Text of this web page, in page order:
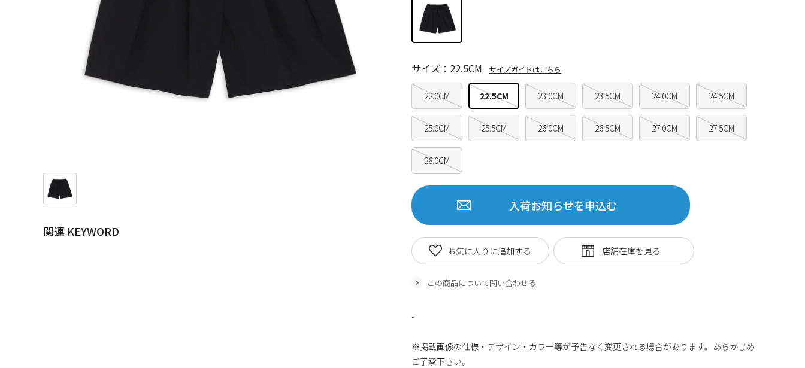
関連 KEYWORD
22.0CM 22.5CM 23.0CM 23.5CM 24.0CM 24.5CM
25.0CM 25.5CM 26.0CM 26.5CM 27.0CM 27.5CM
28.0CM
サイズ：22.5CM サイズガイドはこちら
入荷お知らせを申込む
この商品について問い合わせる
お気に入りに追加する
-
※掲載画像の仕様・デザイン・カラー等が予告なく変更される場合があります。あらかじめ
ご了承下さい。